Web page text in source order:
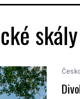
skály